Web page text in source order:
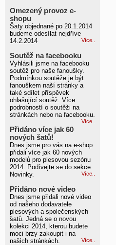
Omezený provoz e-
shopu
Šaty objednané po 20.1.2014
budeme odesílat nejdříve
14.2.2014
Více..
Soutěž na facebooku
Vyhlásili jsme na facebooku
soutěž pro naše fanoušky.
Podmínkou soutěže je být
fanouškem naší stránky a
také sdílet příspěvek
ohlašující soutěž. Více
podrobností o soutěži na
stránkách nebo na facebooku.
Více..
Přidáno více jak 60
nových šatů!
Dnes jsme pro vás na e-shop
přidali více jak 60 nových
modelů pro plesovou sezónu
2014. Podívejte se do sekce
Novinky.
Více..
Přidáno nové video
Dnes jsme přidali nové video
od našeho dodavatele
plesových a společenských
šatů. Jedná se o novou
kolekci 2014, kterou budete
moci brzy zakoupit i na
našich stránkách.
Více..